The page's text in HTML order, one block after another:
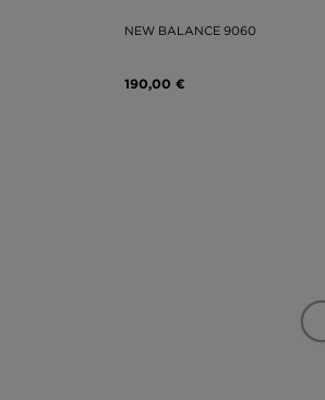
NEW BALANCE 9060
190,00 €